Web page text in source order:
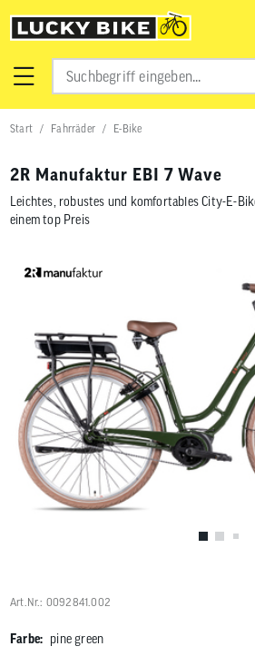
Start Fahrräder E-Bike
2R Manufaktur EBI 7 Wave
Leichtes, robustes und komfortables City-E-
einem top Preis
Art.Nr.: 0092841.002
Farbe: pine green